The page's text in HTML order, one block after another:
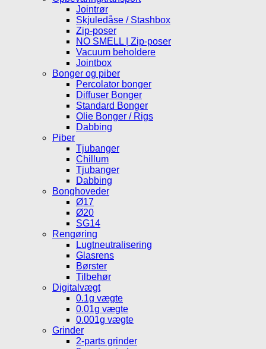
Jointrør
Skjuledåse / Stashbox
Zip-poser
NO SMELL | Zip-poser
Vacuum beholdere
Jointbox
Bonger og piber
Percolator bonger
Diffuser Bonger
Standard Bonger
Olie Bonger / Rigs
Dabbing
Piber
Tjubanger
Chillum
Tjubanger
Dabbing
Bonghoveder
Ø17
Ø20
SG14
Rengøring
Lugtneutralisering
Glasrens
Børster
Tilbehør
Digitalvægt
0.1g vægte
0.01g vægte
0.001g vægte
Grinder
2-parts grinder